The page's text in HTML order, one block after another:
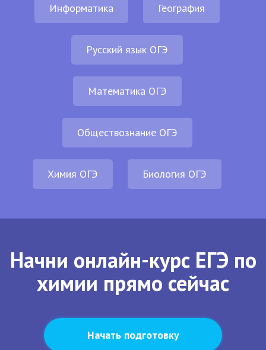
Информатика География
Русский язык ОГЭ
Математика ОГЭ
Обществознание ОГЭ
Химия ОГЭ Биология ОГЭ
Начни онлайн-курс ЕГЭ по
химии прямо сейчас
Начать подготовку